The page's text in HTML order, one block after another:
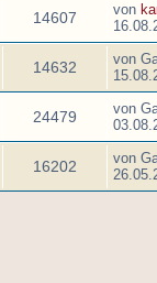
14607 von
14632 von
24479 von
16202 von